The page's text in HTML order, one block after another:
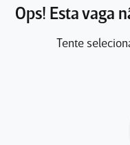
Ops! Esta vaga
Tente